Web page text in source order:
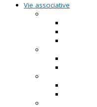
Vie associative